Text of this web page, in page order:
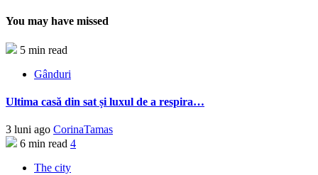
You may have missed
5 min read
Gânduri
Ultima casă din sat și luxul de a respira…
3 luni ago CorinaTamas
6 min read 4
The city